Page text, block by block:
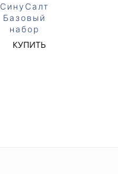
СинуСалт
Базовый
набор
КУПИТЬ